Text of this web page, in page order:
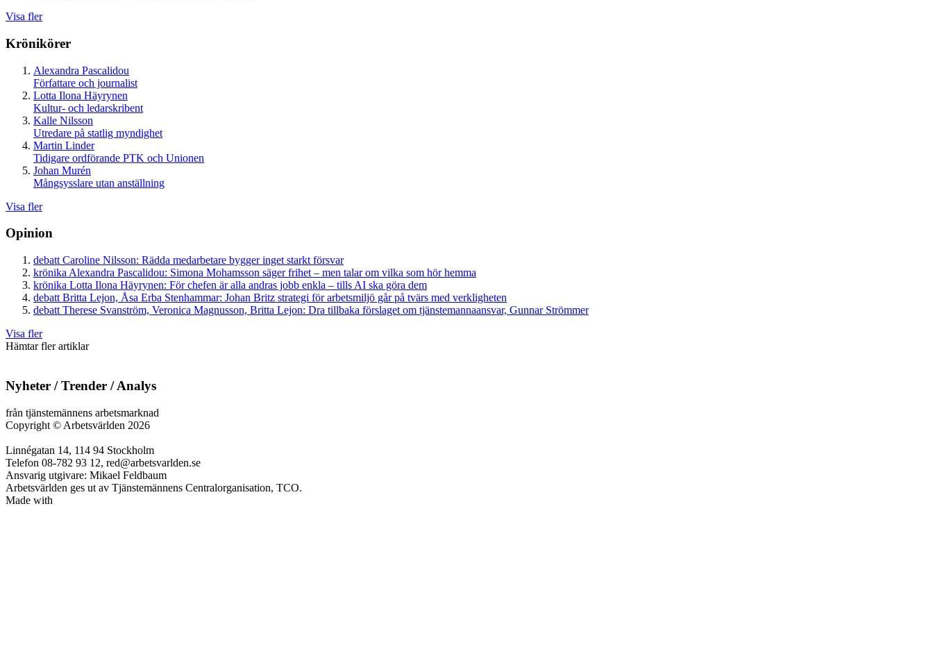
Visa fler
Krönikörer
Alexandra Pascalidou
Författare och journalist
Lotta Ilona Häyrynen
Kultur- och ledarskribent
Kalle Nilsson
Utredare på statlig myndighet
Martin Linder
Tidigare ordförande PTK och Unionen
Johan Murén
Mångsysslare utan anställning
Visa fler
Opinion
debatt Caroline Nilsson: Rädda medarbetare bygger inget starkt försvar
krönika Alexandra Pascalidou: Simona Mohamsson säger frihet – men talar om vilka som hör hemma
krönika Lotta Ilona Häyrynen: För chefen är alla andras jobb enkla – tills AI ska göra dem
debatt Britta Lejon, Åsa Erba Stenhammar: Johan Britz strategi för arbetsmiljö går på tvärs med verkligheten
debatt Therese Svanström, Veronica Magnusson, Britta Lejon: Dra tillbaka förslaget om tjänstemannaansvar, Gunnar Strömmer
Visa fler
Hämtar fler artiklar
Nyheter / Trender / Analys
från tjänstemännens arbetsmarknad
Copyright © Arbetsvärlden 2026
Linnégatan 14, 114 94 Stockholm
Telefon 08-782 93 12, red@arbetsvarlden.se
Ansvarig utgivare: Mikael Feldbaum
Arbetsvärlden ges ut av Tjänstemännens Centralorganisation, TCO.
Made with